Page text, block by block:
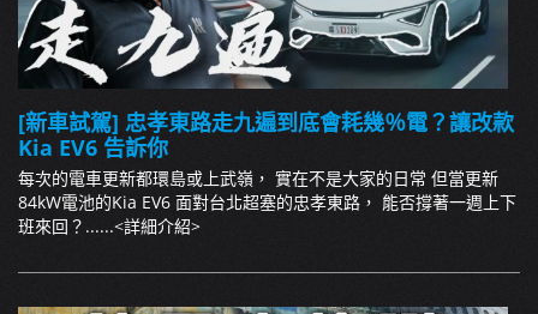
[新車試駕] 忠孝東路走九遍到底會耗幾％電？讓改款
Kia EV6 告訴你
每次的電車更新都環島或上武嶺， 實在不是大家的日常 但當更新
84kW電池的Kia EV6 面對台北超塞的忠孝東路， 能否撐著一週上下
班來回？......<詳細介紹>